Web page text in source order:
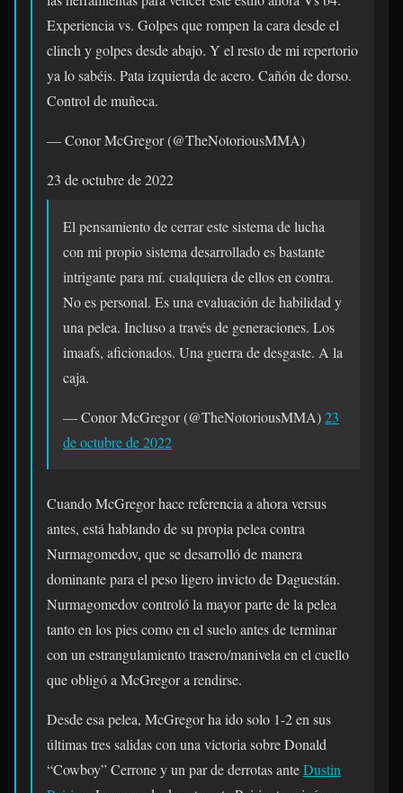
Experiencia vs. Golpes que rompen la cara desde el
clinch y golpes desde abajo. Y el resto de mi repertorio
ya lo sabéis. Pata izquierda de acero. Cañón de dorso.
Control de muñeca.
— Conor McGregor (@TheNotoriousMMA)
23 de octubre de 2022
El pensamiento de cerrar este sistema de lucha
con mi propio sistema desarrollado es bastante
intrigante para mí. cualquiera de ellos en contra.
No es personal. Es una evaluación de habilidad y
una pelea. Incluso a través de generaciones. Los
imaafs, aficionados. Una guerra de desgaste. A la
caja.
— Conor McGregor (@TheNotoriousMMA)23
de octubre de 2022
Cuando McGregor hace referencia a ahora versus
antes, está hablando de su propia pelea contra
Nurmagomedov, que se desarrolló de manera
dominante para el peso ligero invicto de Daguestán.
Nurmagomedov controló la mayor parte de la pelea
tanto en los pies como en el suelo antes de terminar
con un estrangulamiento trasero/manivela en el cuello
que obligó a McGregor a rendirse.
Desde esa pelea, McGregor ha ido solo 1-2 en sus
últimas tres salidas con una victoria sobre Donald
“Cowboy” Cerrone y un par de derrotas anteDustin